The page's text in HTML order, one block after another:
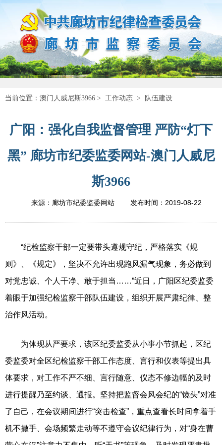
当前位置： 澳门人威尼斯3966 > 工作动态 > 队伍建设
广阳：强化自我监督管理 严防“灯下
黑” 廊坊市纪委监委网站-澳门人威尼
斯3966
来源：廊坊市纪委监委网站 发布时间： 2019-08-22
“纪检监察干部一定要带头遵规守纪，严格落实《规
则》、《规定》，坚决不允许出现跑风漏气现象，务必做到
对党忠诚、个人干净、敢于担当……”近日，广阳区纪委监委
着眼于加强纪检监察干部队伍建设，组织开展严肃纪律、整
治作风活动。
为体现从严要求，该区纪委监委从小事小节抓起，区纪
委监委对全区纪检监察干部工作态度、言行和仪表等提出具
体要求，对工作不严不细、言行随意、仪态不修边幅的及时
进行提醒乃至约谈、通报。坚持把监督会风会纪的“镜头”对准
了自己，在会议期间进行“突击检查”，重点查看长时间拿着手
机不撒手、会场频繁走动等不遵守会议纪律行为，对“身在曹